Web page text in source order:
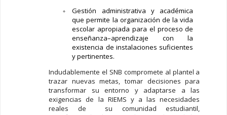
Gestión administrativa y académica
que permite la organización de la vida
escolar apropiada para el proceso de
enseñanza–aprendizaje con la
existencia de instalaciones suficientes
y pertinentes.
Indudablemente el SNB compromete al plantel a
trazar nuevas metas, tomar decisiones para
transformar su entorno y adaptarse a las
exigencias de la RIEMS y a las necesidades
reales de su comunidad estudiantil,